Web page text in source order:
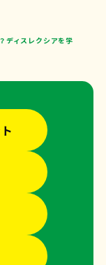
ディスレクシアを学